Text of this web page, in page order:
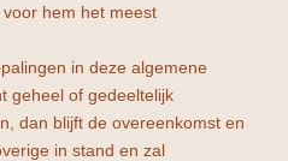
hem het meest
in deze algemene
geheel of gedeeltelijk
dan blijft de overeenkomst en
in stand en zal